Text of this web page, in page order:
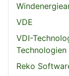
VDE
VDI-
Technologien
Reko